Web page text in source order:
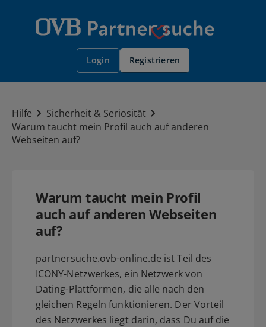
Login Registrieren
Hilfe
Sicherheit & Seriosität
Warum taucht mein Profil auch auf anderen
Webseiten auf?
Warum taucht mein Profil
auch auf anderen Webseiten
auf?
partnersuche.ovb-online.de ist Teil des
ICONY-Netzwerkes, ein Netzwerk von
Dating-Plattformen, die alle nach den
gleichen Regeln funktionieren. Der Vorteil
des Netzwerkes liegt darin, dass Du auf die